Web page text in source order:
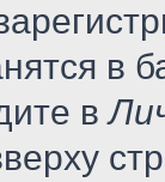
в
в